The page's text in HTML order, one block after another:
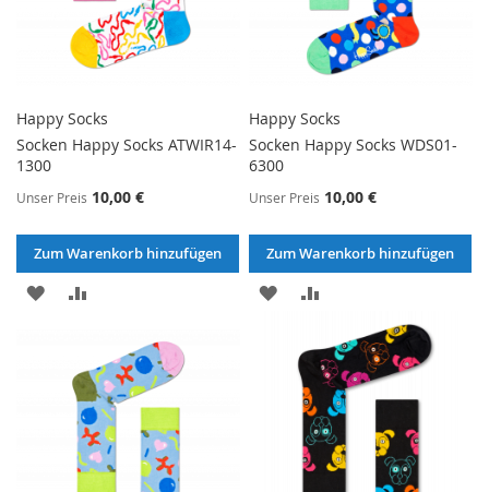
Happy Socks
Socken Happy Socks ATWIR14-
1300
Unser Preis 10,00 €
Zum Warenkorb hinzufügen
ZUR
HINZUFÜGEN
HINZUFÜGEN
Happy Socks
Socken Happy Socks WDS01-
6300
Unser Preis 10,00 €
Zum Warenkorb hinzufügen
ZUR
WUNSCHLISTE
HINZUFÜGEN
VERGLEICHSLISTE
HINZUFÜGEN